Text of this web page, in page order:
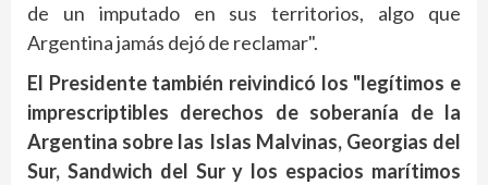
de un imputado en sus territorios, algo que
Argentina jamás dejó de reclamar".
El Presidente también reivindicó los "legítimos e
imprescriptibles derechos de soberanía de la
Argentina sobre las Islas Malvinas, Georgias del
Sur, Sandwich del Sur y los espacios marítimos